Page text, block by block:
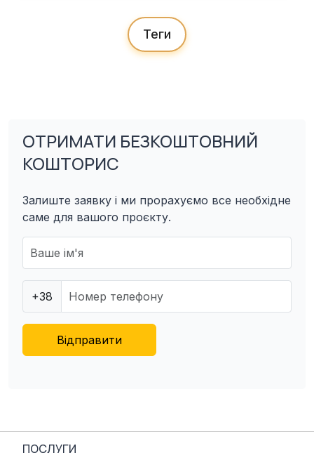
Теги
ОТРИМАТИ БЕЗКОШТОВНИЙ
КОШТОРИС
Залиште заявку і ми прорахуємо все необхідне
саме для вашого проєкту.
+38
Відправити
ПОСЛУГИ